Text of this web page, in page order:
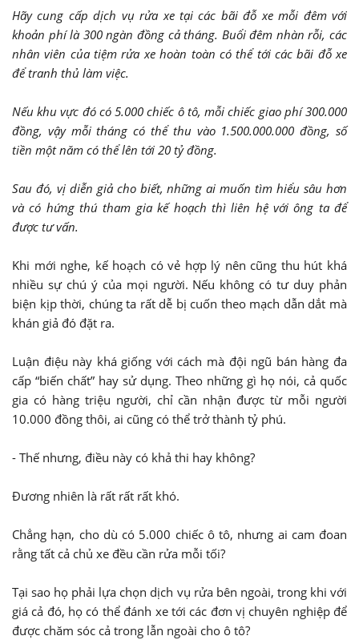
Hãy cung cấp dịch vụ rửa xe tại các bãi đỗ xe mỗi đêm với
khoản phí là 300 ngàn đồng cả tháng. Buổi đêm nhàn rỗi, các
nhân viên của tiệm rửa xe hoàn toàn có thể tới các bãi đỗ xe
để tranh thủ làm việc.
Nếu khu vực đó có 5.000 chiếc ô tô, mỗi chiếc giao phí 300.000
đồng, vậy mỗi tháng có thể thu vào 1.500.000.000 đồng, số
tiền một năm có thể lên tới 20 tỷ đồng.
Sau đó, vị diễn giả cho biết, những ai muốn tìm hiểu sâu hơn
và có hứng thú tham gia kế hoạch thì liên hệ với ông ta để
được tư vấn.
Khi mới nghe, kế hoạch có vẻ hợp lý nên cũng thu hút khá
nhiều sự chú ý của mọi người. Nếu không có tư duy phản
biện kịp thời, chúng ta rất dễ bị cuốn theo mạch dẫn dắt mà
khán giả đó đặt ra.
Luận điệu này khá giống với cách mà đội ngũ bán hàng đa
cấp “biến chất” hay sử dụng. Theo những gì họ nói, cả quốc
gia có hàng triệu người, chỉ cần nhận được từ mỗi người
10.000 đồng thôi, ai cũng có thể trở thành tỷ phú.
- Thế nhưng, điều này có khả thi hay không?
Đương nhiên là rất rất rất khó.
Chẳng hạn, cho dù có 5.000 chiếc ô tô, nhưng ai cam đoan
rằng tất cả chủ xe đều cần rửa mỗi tối?
Tại sao họ phải lựa chọn dịch vụ rửa bên ngoài, trong khi với
giá cả đó, họ có thể đánh xe tới các đơn vị chuyên nghiệp để
được chăm sóc cả trong lẫn ngoài cho ô tô?